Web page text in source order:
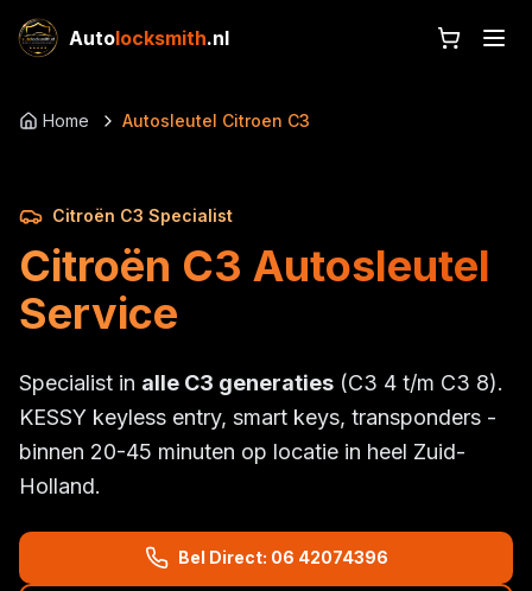
Autolocksmith.nl
Home Autosleutel Citroen C3
Citroën C3 Specialist
Citroën C3 Autosleutel
Service
Specialist in alle C3 generaties (C3 4 t/m C3 8).
KESSY keyless entry, smart keys, transponders -
binnen 20-45 minuten op locatie in heel Zuid-
Holland.
Bel Direct: 06 42074396